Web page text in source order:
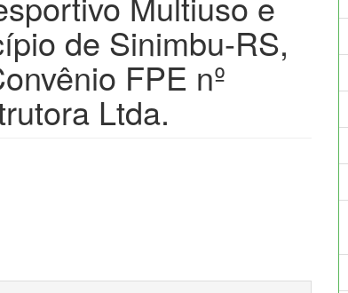
de Sinimbu-RS,
FPE nº
Ltda.